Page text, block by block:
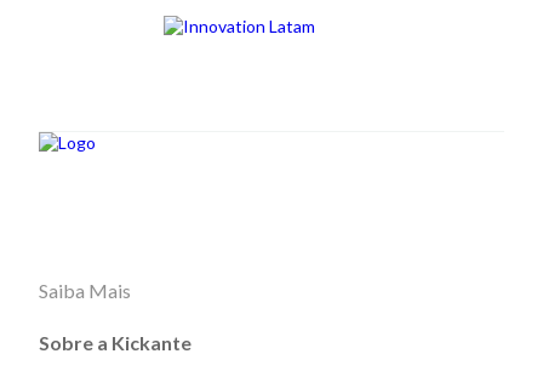
Saiba Mais
Sobre a Kickante